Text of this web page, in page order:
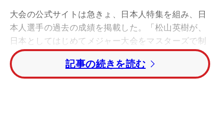
大会の公式サイトは急きょ、日本人特集を組み、日
本人選手の過去の成績を掲載した。「松山英樹が、
日本としてはじめてメジャー大会をマスターズで制
し、ゴルフ界の歴史をつくった」と題し始まる記事
では、好成績を残してきたジャパニーズレジェンド
たちの戦いが詳細に綴られている。
記事の続きを読む